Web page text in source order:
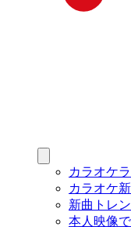
カラオケ
カラオケ
新曲トレ
本人映像